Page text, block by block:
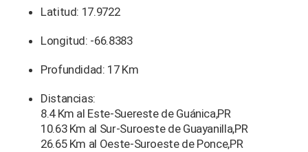
Latitud: 17.9722
Longitud: -66.8383
Profundidad: 17 Km
Distancias:
8.4 Km al Este-Suereste de Guánica,PR
10.63 Km al Sur-Suroeste de Guayanilla,PR
26.65 Km al Oeste-Suroeste de Ponce,PR